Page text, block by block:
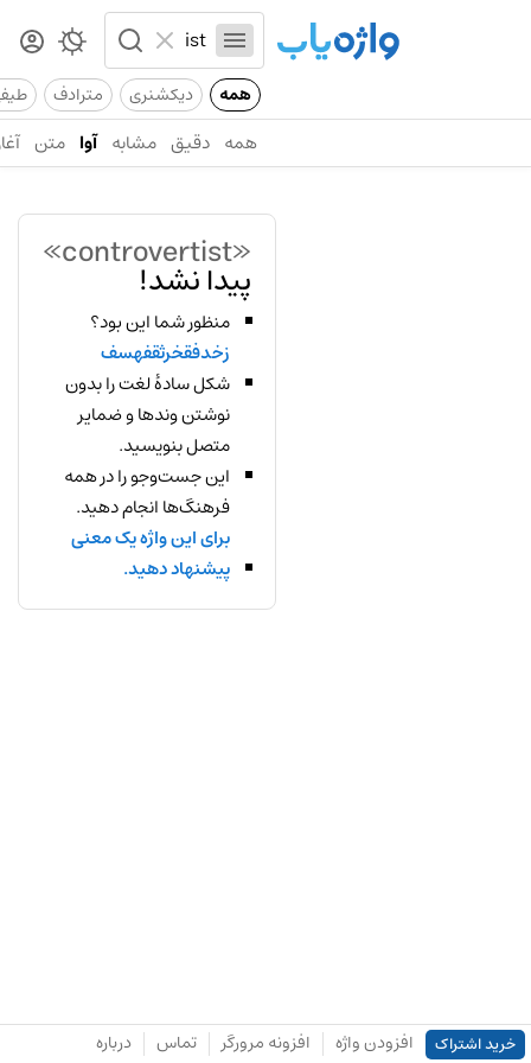
همه دیکشنری مترادف
همه دقیق مشابه آوا متن
«controvertist»
پیدا نشد!
منظور شما این بود؟
زخدفقخرثقفهسف
شکل سادهٔ لغت را بدون
نوشتن وندها و ضمایر
متصل بنویسید.
این جست‌وجو را در همه
فرهنگ‌ها انجام دهید.
برای این واژه یک معنی
پیشنهاد دهید.
خرید اشتراک افزودن واژه افزونه مرورگر تماس درباره